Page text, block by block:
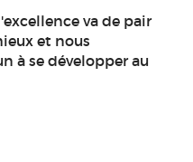
va de pair
et nous
à se développer au